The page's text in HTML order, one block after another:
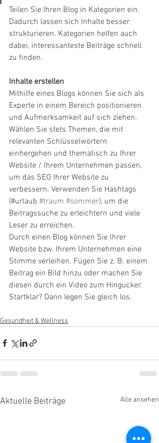
Teilen Sie Ihren Blog in Kategorien ein.
Dadurch lassen sich Inhalte besser
strukturieren. Kategorien helfen auch
dabei, interessanteste Beiträge schnell
zu finden.
Inhalte erstellen
Mithilfe eines Blogs können Sie sich als
Experte in einem Bereich positionieren
und Aufmerksamkeit auf sich ziehen.
Wählen Sie stets Themen, die mit
relevanten Schlüsselwörtern
einhergehen und thematisch zu Ihrer
Website / Ihrem Unternehmen passen,
um das SEO Ihrer Website zu
verbessern. Verwenden Sie Hashtags
(#urlaub #traum #sommer), um die
Beitragssuche zu erleichtern und viele
Leser zu erreichen.
Durch einen Blog können Sie Ihrer
Website bzw. Ihrem Unternehmen eine
Stimme verleihen. Fügen Sie z. B. einem
Beitrag ein Bild hinzu oder machen Sie
diesen durch ein Video zum Hingucker.
Startklar? Dann legen Sie gleich los.
Gesundheit & Wellness
Aktuelle Beiträge Alle ansehen